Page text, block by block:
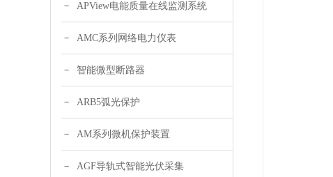
APView电能质量在线监测系统
AMC系列网络电力仪表
智能微型断路器
ARB5弧光保护
AM系列微机保护装置
AGF导轨式智能光伏采集